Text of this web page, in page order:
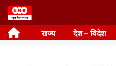
Skip
to
content राज्य देश – विदेश